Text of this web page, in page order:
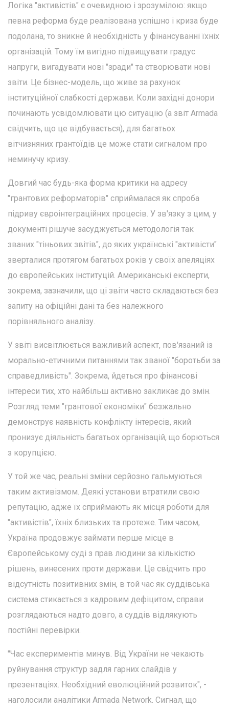
Логіка "активістів" є очевидною і зрозумілою: якщо
певна реформа буде реалізована успішно і криза буде
подолана, то зникне й необхідність у фінансуванні їхніх
організацій. Тому їм вигідно підвищувати градус
напруги, вигадувати нові "зради" та створювати нові
звіти. Це бізнес-модель, що живе за рахунок
інституційної слабкості держави. Коли західні донори
починають усвідомлювати цю ситуацію (а звіт Armada
свідчить, що це відбувається), для багатьох
вітчизняних грантоїдів це може стати сигналом про
неминучу кризу.
Довгий час будь-яка форма критики на адресу
"грантових реформаторів" сприймалася як спроба
підриву євроінтеграційних процесів. У зв'язку з цим, у
документі рішуче засуджується методологія так
званих "тіньових звітів", до яких українські "активісти"
зверталися протягом багатьох років у своїх апеляціях
до європейських інституцій. Американські експерти,
зокрема, зазначили, що ці звіти часто складаються без
запиту на офіційні дані та без належного
порівняльного аналізу.
У звіті висвітлюється важливий аспект, пов'язаний із
морально-етичними питаннями так званої "боротьби за
справедливість". Зокрема, йдеться про фінансові
інтереси тих, хто найбільш активно закликає до змін.
Розгляд теми "грантової економіки" безжально
демонструє наявність конфлікту інтересів, який
пронизує діяльність багатьох організацій, що борються
з корупцією.
У той же час, реальні зміни серйозно гальмуються
таким активізмом. Деякі установи втратили свою
репутацію, адже їх сприймають як місця роботи для
"активістів", їхніх близьких та протеже. Тим часом,
Україна продовжує займати перше місце в
Європейському суді з прав людини за кількістю
рішень, винесених проти держави. Це свідчить про
відсутність позитивних змін, в той час як суддівська
система стикається з кадровим дефіцитом, справи
розглядаються надто довго, а суддів відлякують
постійні перевірки.
"Час експериментів минув. Від України не чекають
руйнування структур задля гарних слайдів у
презентаціях. Необхідний еволюційний розвиток", -
наголосили аналітики Armada Network. Сигнал, що